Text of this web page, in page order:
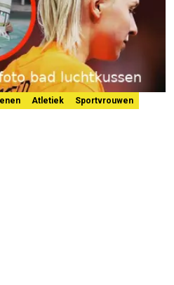
Atletiek
Sportvrouwen